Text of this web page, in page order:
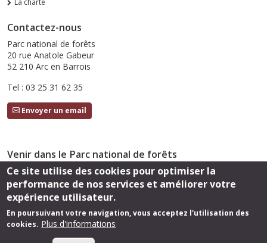
Contactez-nous
Parc national de forêts
20 rue Anatole Gabeur
52 210 Arc en Barrois
Tel : 03 25 31 62 35
Envoyer un email
Venir dans le Parc national de forêts
Accès
Suivez-nous
Ce site utilise des cookies pour optimiser la
performance de nos services et améliorer votre
expérience utilisateur.
En poursuivant votre navigation, vous acceptez l'utilisation des
cookies. Plus d'informations